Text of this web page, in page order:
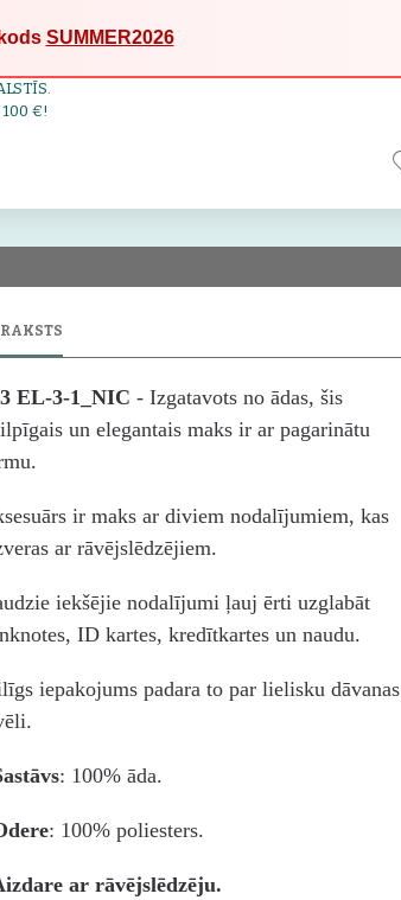
SUMMER2026
100 €!
EL-3-1_NIC - Izgatavots no ādas, šis
un elegantais maks ir ar pagarinātu
ir maks ar diviem nodalījumiem, kas
ar rāvējslēdzējiem.
iekšējie nodalījumi ļauj ērti uzglabāt
ID kartes, kredītkartes un naudu.
iepakojums padara to par lielisku dāvanas
: 100% āda.
: 100% poliesters.
ar rāvējslēdzēju.